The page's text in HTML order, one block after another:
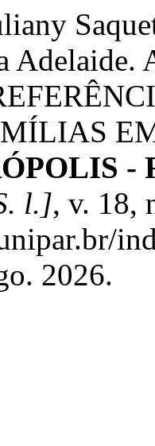
Adelaide.
-
l.], v. 18,
2026.